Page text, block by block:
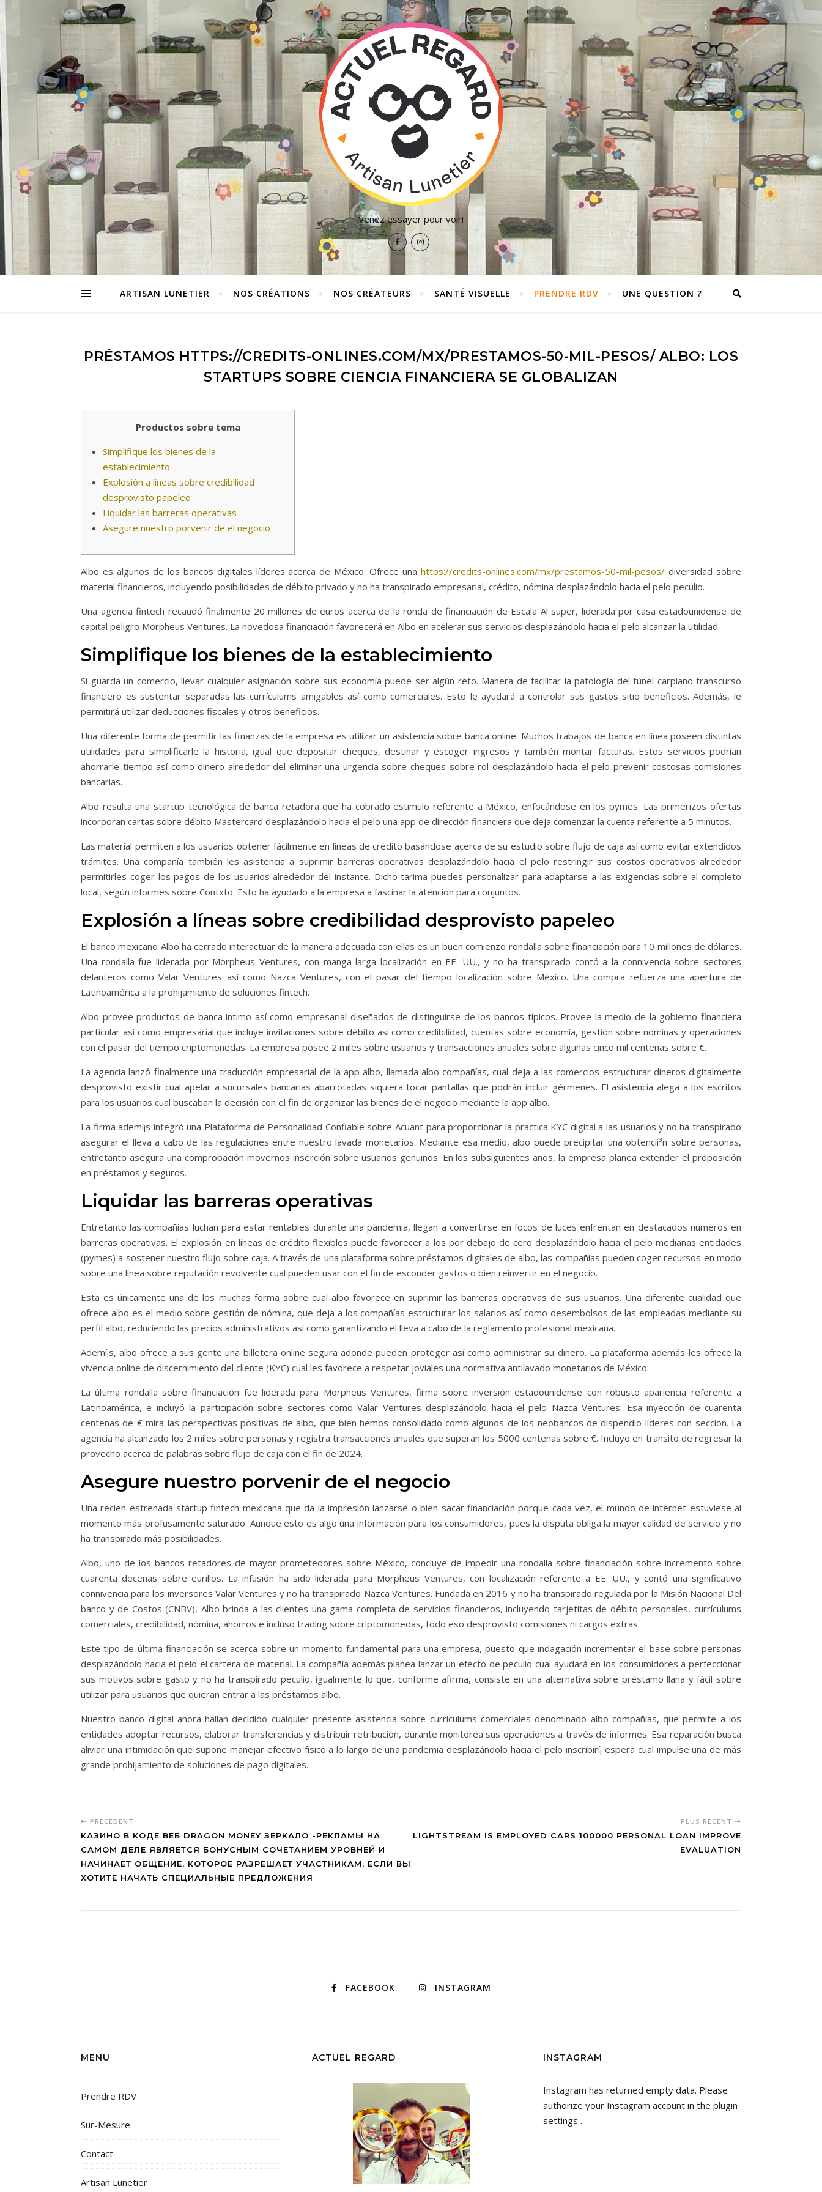
Venez essayer pour voir!
ARTISAN LUNETIER NOS CRÉATIONS NOS CRÉATEURS SANTÉ VISUELLE PRENDRE RDV UNE QUESTION ?
PRÉSTAMOS HTTPS://CREDITS-ONLINES.COM/MX/PRESTAMOS-50-MIL-PESOS/ ALBO: LOS
STARTUPS SOBRE CIENCIA FINANCIERA SE GLOBALIZAN
Productos sobre tema
Simplifique los bienes de la
establecimiento
Explosión a líneas sobre credibilidad
desprovisto papeleo
Liquidar las barreras operativas
Asegure nuestro porvenir de el negocio
Albo es algunos de los bancos digitales líderes acerca de México.Ofrece unahttps://credits-onlines.com/mx/prestamos-50-mil-pesos/ diversidad sobre
material financieros, incluyendo posibilidades de débito privado y no ha transpirado empresarial, crédito, nómina desplazándolo hacia el pelo peculio.
Una agencia fintech recaudó finalmente 20 millones de euros acerca de la ronda de financiación de Escala Al super, liderada por casa estadounidense de
capital peligro Morpheus Ventures. La novedosa financiación favorecerá en Albo en acelerar sus servicios desplazándolo hacia el pelo alcanzar la utilidad.
Simplifique los bienes de la establecimiento
Si guarda un comercio, llevar cualquier asignación sobre sus economía puede ser algún reto. Manera de facilitar la patologí­a del túnel carpiano transcurso
financiero es sustentar separadas las currículums amigables así­ como comerciales. Esto le ayudará a controlar sus gastos sitio beneficios. Además, le
permitirá utilizar deducciones fiscales y otros beneficios.
Una diferente forma de permitir las finanzas de la empresa es utilizar un asistencia sobre banca online. Muchos trabajos de banca en línea poseen distintas
utilidades para simplificarle la historia, igual que depositar cheques, destinar y escoger ingresos y también montar facturas. Estos servicios podrían
ahorrarle tiempo así­ como dinero alrededor del eliminar una urgencia sobre cheques sobre rol desplazándolo hacia el pelo prevenir costosas comisiones
bancarias.
Albo resulta una startup tecnológica de banca retadora que ha cobrado estimulo referente a México, enfocándose en los pymes. Las primerizos ofertas
incorporan cartas sobre débito Mastercard desplazándolo hacia el pelo una app de dirección financiera que deja comenzar la cuenta referente a 5 minutos.
Las material permiten a los usuarios obtener fácilmente en líneas de crédito basándose acerca de su estudio sobre flujo de caja así­ como evitar extendidos
trámites. Una compañía también les asistencia a suprimir barreras operativas desplazándolo hacia el pelo restringir sus costos operativos alrededor
permitirles coger los pagos de los usuarios alrededor del instante. Dicho tarima puedes personalizar para adaptarse a las exigencias sobre al completo
local, según informes sobre Contxto. Esto ha ayudado a la empresa a fascinar la atención para conjuntos.
Explosión a líneas sobre credibilidad desprovisto papeleo
El banco mexicano Albo ha cerrado interactuar de la manera adecuada con ellas es un buen comienzo rondalla sobre financiación para 10 millones de dólares.
Una rondalla fue liderada por Morpheus Ventures, con manga larga localización en EE. UU., y no ha transpirado contó a la connivencia sobre sectores
delanteros como Valar Ventures así­ como Nazca Ventures, con el pasar del tiempo localización sobre México. Una compra refuerza una apertura de
Latinoamérica a la prohijamiento de soluciones fintech.
Albo provee productos de banca intimo así­ como empresarial diseñados de distinguirse de los bancos tí­picos. Provee la medio de la gobierno financiera
particular así­ como empresarial que incluye invitaciones sobre débito así­ como credibilidad, cuentas sobre economía, gestión sobre nóminas y operaciones
con el pasar del tiempo criptomonedas. La empresa posee 2 miles sobre usuarios y transacciones anuales sobre algunas cinco mil centenas sobre €.
La agencia lanzó finalmente una traducción empresarial de la app albo, llamada albo compañías, cual deja a las comercios estructurar dineros digitalmente
desprovisto existir cual apelar a sucursales bancarias abarrotadas siquiera tocar pantallas que podrán incluir gérmenes. El asistencia alega a los escritos
para los usuarios cual buscaban la decisión con el fin de organizar las bienes de el negocio mediante la app albo.
La firma ademí¡s integró una Plataforma de Personalidad Confiable sobre Acuant para proporcionar la practica KYC digital a las usuarios y no ha transpirado
asegurar el lleva a cabo de las regulaciones entre nuestro lavada monetarios. Mediante esa medio, albo puede precipitar una obtencií³n sobre personas,
entretanto asegura una comprobación movernos inserción sobre usuarios genuinos. En los subsiguientes años, la empresa planea extender el proposición
en préstamos y seguros.
Liquidar las barreras operativas
Entretanto las compañías luchan para estar rentables durante una pandemia, llegan a convertirse en focos de luces enfrentan en destacados numeros en
barreras operativas. El explosión en líneas de crédito flexibles puede favorecer a los por debajo de cero desplazándolo hacia el pelo medianas entidades
(pymes) a sostener nuestro flujo sobre caja. A través de una plataforma sobre préstamos digitales de albo, las compañias pueden coger recursos en modo
sobre una línea sobre reputación revolvente cual pueden usar con el fin de esconder gastos o bien reinvertir en el negocio.
Esta es únicamente una de los muchas forma sobre cual albo favorece en suprimir las barreras operativas de sus usuarios. Una diferente cualidad que
ofrece albo es el medio sobre gestión de nómina, que deja a los compañías estructurar los salarios así­ como desembolsos de las empleadas mediante su
perfil albo, reduciendo las precios administrativos así­ como garantizando el lleva a cabo de la reglamento profesional mexicana.
Ademí¡s, albo ofrece a sus gente una billetera online segura adonde pueden proteger así­ como administrar su dinero. La plataforma además les ofrece la
vivencia online de discernimiento del cliente (KYC) cual les favorece a respetar joviales una normativa antilavado monetarios de México.
La última rondalla sobre financiación fue liderada para Morpheus Ventures, firma sobre inversión estadounidense con robusto apariencia referente a
Latinoamérica, e incluyó la participación sobre sectores como Valar Ventures desplazándolo hacia el pelo Nazca Ventures. Esa inyección de cuarenta
centenas de € mira las perspectivas positivas de albo, que bien hemos consolidado como algunos de los neobancos de dispendio líderes con sección. La
agencia ha alcanzado los 2 miles sobre personas y registra transacciones anuales que superan los 5000 centenas sobre €. Incluyo en transito de regresar la
provecho acerca de palabras sobre flujo de caja con el fin de 2024.
Asegure nuestro porvenir de el negocio
Una recien estrenada startup fintech mexicana que da la impresión lanzarse o bien sacar financiación porque cada vez, el mundo de internet estuviese al
momento más profusamente saturado. Aunque esto es algo una información para los consumidores, pues la disputa obliga la mayor calidad de servicio y no
ha transpirado más posibilidades.
Albo, uno de los bancos retadores de mayor prometedores sobre México, concluye de impedir una rondalla sobre financiación sobre incremento sobre
cuarenta decenas sobre eurillos. La infusión ha sido liderada para Morpheus Ventures, con localización referente a EE. UU., y contó una significativo
connivencia para los inversores Valar Ventures y no ha transpirado Nazca Ventures. Fundada en 2016 y no ha transpirado regulada por la Misión Nacional Del
banco y de Costos (CNBV), Albo brinda a las clientes una gama completa de servicios financieros, incluyendo tarjetitas de débito personales, currículums
comerciales, credibilidad, nómina, ahorros e incluso trading sobre criptomonedas, todo eso desprovisto comisiones ni cargos extras.
Este tipo de última financiación se acerca sobre un momento fundamental para una empresa, puesto que indagación incrementar el base sobre personas
desplazándolo hacia el pelo el cartera de material. La compañía además planea lanzar un efecto de peculio cual ayudará en los consumidores a perfeccionar
sus motivos sobre gasto y no ha transpirado peculio, igualmente lo que, conforme afirma, consiste en una alternativa sobre préstamo llana y fácil sobre
utilizar para usuarios que quieran entrar a las préstamos albo.
Nuestro banco digital ahora hallan decidido cualquier presente asistencia sobre currículums comerciales denominado albo compañías, que permite a los
entidades adoptar recursos, elaborar transferencias y distribuir retribución, durante monitorea sus operaciones a través de informes. Esa reparación busca
aliviar una intimidación que supone manejar efectivo físico a lo largo de una pandemia desplazándolo hacia el pelo inscribirí¡ espera cual impulse una de más
grande prohijamiento de soluciones de pago digitales.
PRÉCÉDENT
КАЗИНО В КОДЕ ВЕБ DRAGON MONEY ЗЕРКАЛО -РЕКЛАМЫ НА
САМОМ ДЕЛЕ ЯВЛЯЕТСЯ БОНУСНЫМ СОЧЕТАНИЕМ УРОВНЕЙ И
НАЧИНАЕТ ОБЩЕНИЕ, КОТОРОЕ РАЗРЕШАЕТ УЧАСТНИКАМ, ЕСЛИ ВЫ
ХОТИТЕ НАЧАТЬ СПЕЦИАЛЬНЫЕ ПРЕДЛОЖЕНИЯ
PLUS RÉCENT
LIGHTSTREAM IS EMPLOYED CARS 100000 PERSONAL LOAN IMPROVE
EVALUATION
FACEBOOK INSTAGRAM
MENU
Prendre RDV
Sur-Mesure
Contact
Artisan Lunetier
ACTUEL REGARD INSTAGRAM
Instagram has returned empty data. Please
authorize your Instagram account in the plugin
settings .